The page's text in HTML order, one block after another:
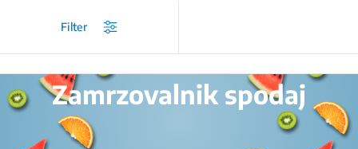
Zamrzovalnik spodaj
Filter